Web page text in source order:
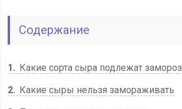
Содержание
1
Какие сорта сыра подлежат
2
Какие сыры нельзя замораживать